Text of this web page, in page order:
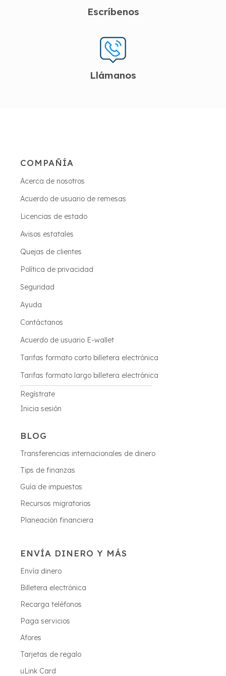
Escríbenos
Llámanos
COMPAÑÍA
Acerca de nosotros
Acuerdo de usuario de remesas
Licencias de estado
Avisos estatales
Quejas de clientes
Política de privacidad
Seguridad
Ayuda
Contáctanos
Acuerdo de usuario E-wallet
Tarifas formato corto billetera electrónica
Tarifas formato largo billetera electrónica
Regístrate
Inicia sesión
BLOG
Transferencias internacionales de dinero
Tips de finanzas
Guía de impuestos
Recursos migratorios
Planeación financiera
ENVÍA DINERO Y MÁS
Envía dinero
Billetera electrónica
Recarga teléfonos
Paga servicios
Afores
Tarjetas de regalo
uLink Card